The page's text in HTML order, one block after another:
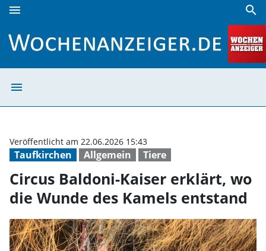
menu search
menu
Taufkirchen Allgemein Tiere
Veröffentlicht am 22.06.2026 15:43
Circus Baldoni-Kaiser erklärt, wo
die Wunde des Kamels entstand